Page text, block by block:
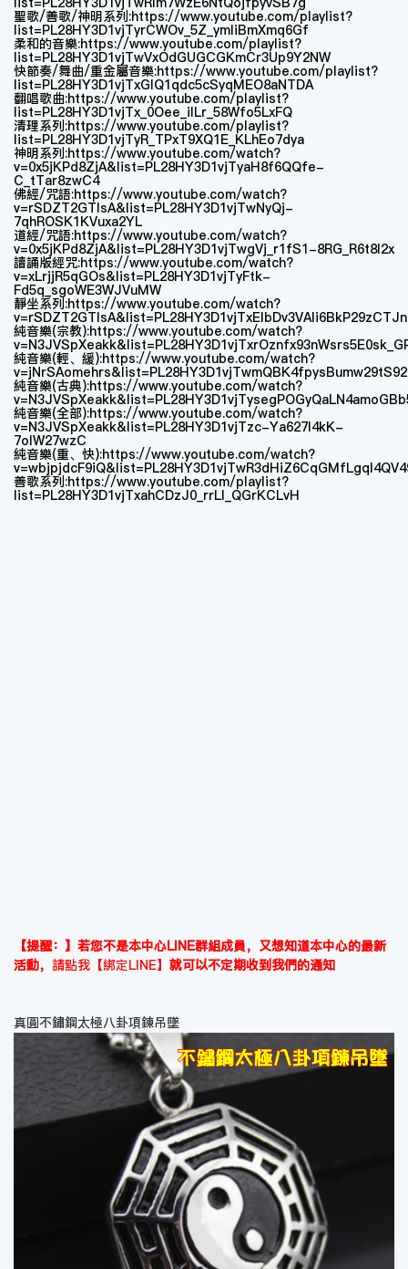
聖歌/善歌/神明系列:https://www.youtube.com/playlist?
list=PL28HY3D1vjTyrCWOv_5Z_ymliBmXmq6Gf
柔和的音樂:https://www.youtube.com/playlist?
list=PL28HY3D1vjTwVxOdGUGCGKmCr3Up9Y2NW
快節奏/舞曲/重金屬音樂:https://www.youtube.com/playlist?
list=PL28HY3D1vjTxGlQ1qdc5cSyqMEO8aNTDA
翻唱歌曲:https://www.youtube.com/playlist?
list=PL28HY3D1vjTx_0Oee_iILr_58Wfo5LxFQ
清理系列:https://www.youtube.com/playlist?
list=PL28HY3D1vjTyR_TPxT9XQ1E_KLhEo7dya
神明系列:https://www.youtube.com/watch?
v=0x5jKPd8ZjA&list=PL28HY3D1vjTyaH8f6QQfe-
C_tTar8zwC4
佛經/咒語:https://www.youtube.com/watch?
v=rSDZT2GTIsA&list=PL28HY3D1vjTwNyQj-
7qhROSK1KVuxa2YL
道經/咒語:https://www.youtube.com/watch?
v=0x5jKPd8ZjA&list=PL28HY3D1vjTwgVj_r1fS1-8RG_R6t8l2x
讀誦版經咒:https://www.youtube.com/watch?
v=xLrjjR5qGOs&list=PL28HY3D1vjTyFtk-
Fd5q_sgoWE3WJVuMW
靜坐系列:https://www.youtube.com/watch?
v=rSDZT2GTIsA&list=PL28HY3D1vjTxEIbDv3VAli6BkP29zCTJn
純音樂(宗教):https://www.youtube.com/watch?
純音樂(輕、緩):https://www.youtube.com/watch?
純音樂(古典):https://www.youtube.com/watch?
純音樂(全部):https://www.youtube.com/watch?
v=N3JVSpXeakk&list=PL28HY3D1vjTzc-Ya627l4kK-
7oIW27wzC
純音樂(重、快):https://www.youtube.com/watch?
善歌系列:https://www.youtube.com/playlist?
list=PL28HY3D1vjTxahCDzJ0_rrLI_QGrKCLvH
【提醒：】若您不是本中心LINE群組成員，又想知道本中心的最新
活動， 請點我【綁定LINE】 就可以不定期收到我們的通知
真圓不鏽鋼太極八卦項鍊吊墜